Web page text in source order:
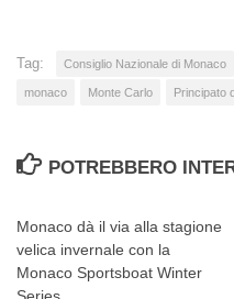
Tag: Consiglio Nazionale di Monaco
monaco Monte Carlo Principato
POTREBBERO
Monaco dà il via alla stagione
velica invernale con la
Monaco Sportsboat Winter
Series